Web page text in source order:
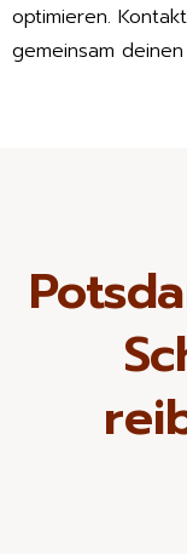
optimieren.
gemeinsam